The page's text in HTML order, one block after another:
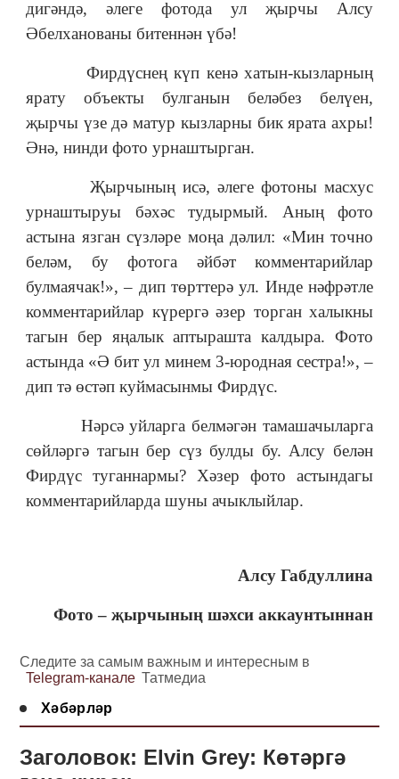
дигәндә, әлеге фотода ул җырчы Алсу
Әбелханованы битеннән үбә!
Фирдүснең күп кенә хатын-кызларның
ярату объекты булганын беләбез белүен,
җырчы үзе дә матур кызларны бик ярата ахры!
Әнә, нинди фото урнаштырган.
Җырчының исә, әлеге фотоны масхус
урнаштыруы бәхәс тудырмый. Аның фото
астына язган сүзләре моңа дәлил: «Мин точно
беләм, бу фотога әйбәт комментарийлар
булмаячак!», – дип төрттерә ул. Инде нәфрәтле
комментарийлар күрергә әзер торган халыкны
тагын бер яңалык аптырашта калдыра. Фото
астында «Ә бит ул минем 3-юродная сестра!», –
дип тә өстәп куймасынмы Фирдүс.
Нәрсә уйларга белмәгән тамашачыларга
сөйләргә тагын бер сүз булды бу. Алсу белән
Фирдүс туганнармы? Хәзер фото астындагы
комментарийларда шуны ачыклыйлар.
Алсу Габдуллина
Фото – җырчының шәхси аккаунтыннан
Следите за самым важным и интересным в
Telegram-канале Татмедиа
Хәбәрләр
Заголовок: Elvin Grey: Көтәргә